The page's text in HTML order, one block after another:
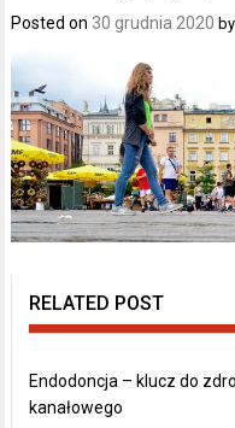
Posted on 30 grudnia 2020
RELATED POST
Endodoncja – klucz do
kanałowego